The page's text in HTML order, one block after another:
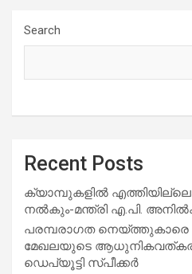
Search
Recent Posts
ക്യാമ്പുകളിൽ
നൽകും-മന്ത്രി എ.പി.
പരമ്പരാഗത നെയ്ത്തുകാരെ
മേഖലയുടെ
ഡെപ്യൂട്ടി സ്പീക്കർ